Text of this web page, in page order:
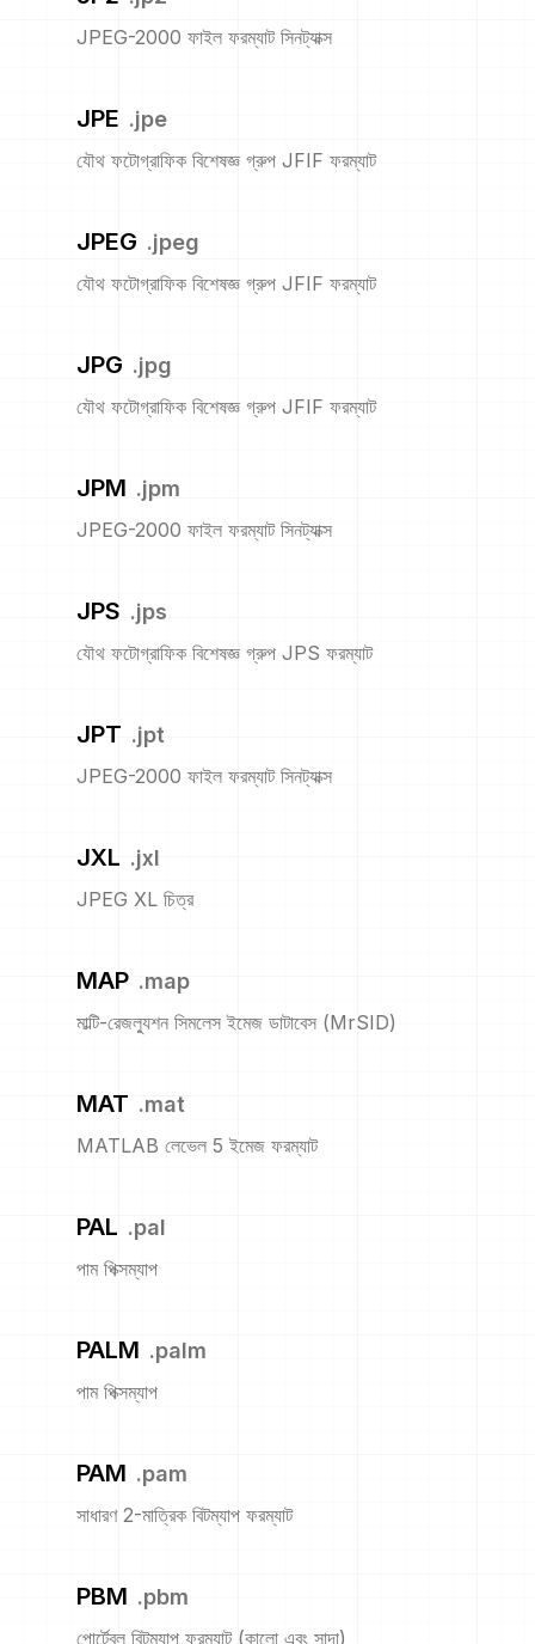
JPEG-2000 ফাইল ফরম্যাট সিনট্যাক্স
JPE .jpe
যৌথ ফটোগ্রাফিক বিশেষজ্ঞ গ্রুপ JFIF ফরম্যাট
JPEG .jpeg
যৌথ ফটোগ্রাফিক বিশেষজ্ঞ গ্রুপ JFIF ফরম্যাট
JPG .jpg
যৌথ ফটোগ্রাফিক বিশেষজ্ঞ গ্রুপ JFIF ফরম্যাট
JPM .jpm
JPEG-2000 ফাইল ফরম্যাট সিনট্যাক্স
JPS .jps
যৌথ ফটোগ্রাফিক বিশেষজ্ঞ গ্রুপ JPS ফরম্যাট
JPT .jpt
JPEG-2000 ফাইল ফরম্যাট সিনট্যাক্স
JXL .jxl
JPEG XL চিত্র
MAP .map
মাল্টি-রেজল্যুশন সিমলেস ইমেজ ডাটাবেস (MrSID)
MAT .mat
MATLAB লেভেল 5 ইমেজ ফরম্যাট
PAL .pal
পাম পিক্সম্যাপ
PALM .palm
পাম পিক্সম্যাপ
PAM .pam
সাধারণ 2-মাত্রিক বিটম্যাপ ফরম্যাট
PBM .pbm
পোর্টেবল বিটম্যাপ ফরম্যাট (কালো এবং সাদা)